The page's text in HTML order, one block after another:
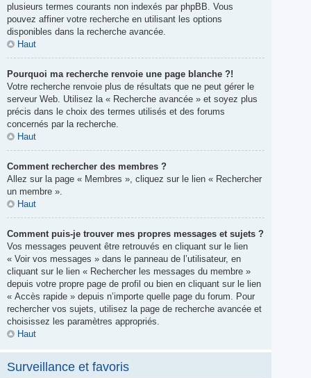
plusieurs termes courants non indexés par phpBB. Vous
pouvez affiner votre recherche en utilisant les options
disponibles dans la recherche avancée.
Haut
Pourquoi ma recherche renvoie une page blanche ?!
Votre recherche renvoie plus de résultats que ne peut gérer le
serveur Web. Utilisez la « Recherche avancée » et soyez plus
précis dans le choix des termes utilisés et des forums
concernés par la recherche.
Haut
Comment rechercher des membres ?
Allez sur la page « Membres », cliquez sur le lien « Rechercher
un membre ».
Haut
Comment puis-je trouver mes propres messages et sujets ?
Vos messages peuvent être retrouvés en cliquant sur le lien
« Voir vos messages » dans le panneau de l’utilisateur, en
cliquant sur le lien « Rechercher les messages du membre »
depuis votre propre page de profil ou bien en cliquant sur le lien
« Accès rapide » depuis n’importe quelle page du forum. Pour
rechercher vos sujets, utilisez la page de recherche avancée et
choisissez les paramètres appropriés.
Haut
Surveillance et favoris